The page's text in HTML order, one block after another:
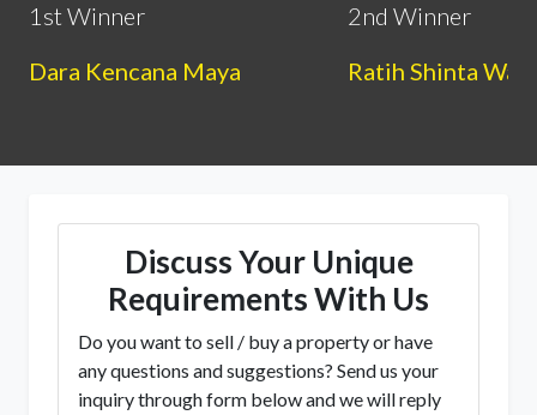
1st Winner
Dara Kencana Maya
2nd Winner
Ratih Shinta
Discuss Your Unique
Requirements With Us
Do you want to sell / buy a property or have
any questions and suggestions? Send us your
inquiry through form below and we will reply